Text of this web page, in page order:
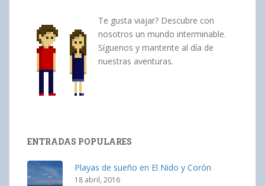
Te gusta viajar? Descubre con
nosotros un mundo interminable.
Síguenos y mantente al día de
nuestras aventuras.
ENTRADAS POPULARES
Playas de sueño en El Nido y Corón
18 abril, 2016